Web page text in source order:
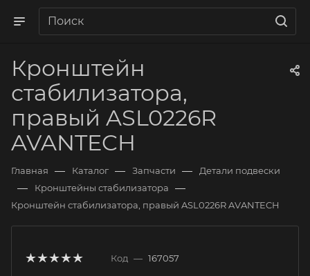
Кронштейн
стабилизатора,
правый ASL0226R
AVANTECH
Главная — Каталог — Запчасти — Детали подвески
— Кронштейны стабилизатора —
Кронштейн стабилизатора, правый ASL0226R AVANTECH
Код — 167057